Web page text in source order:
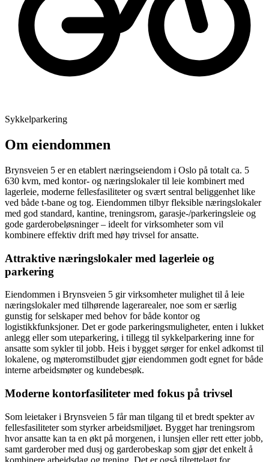
Sykkelparkering
Om eiendommen
Brynsveien 5 er en etablert næringseiendom i Oslo på totalt ca. 5
630 kvm, med kontor- og næringslokaler til leie kombinert med
lagerleie, moderne fellesfasiliteter og svært sentral beliggenhet like
ved både t-bane og tog. Eiendommen tilbyr fleksible næringslokaler
med god standard, kantine, treningsrom, garasje-/parkeringsleie og
gode garderobeløsninger – ideelt for virksomheter som vil
kombinere effektiv drift med høy trivsel for ansatte.
Attraktive næringslokaler med lagerleie og
parkering
Eiendommen i Brynsveien 5 gir virksomheter mulighet til å leie
næringslokaler med tilhørende lagerarealer, noe som er særlig
gunstig for selskaper med behov for både kontor og
logistikkfunksjoner. Det er gode parkeringsmuligheter, enten i lukket
anlegg eller som uteparkering, i tillegg til sykkelparkering inne for
ansatte som sykler til jobb. Heis i bygget sørger for enkel adkomst til
lokalene, og møteromstilbudet gjør eiendommen godt egnet for både
interne arbeidsmøter og kundebesøk.
Moderne kontorfasiliteter med fokus på trivsel
Som leietaker i Brynsveien 5 får man tilgang til et bredt spekter av
fellesfasiliteter som styrker arbeidsmiljøet. Bygget har treningsrom
hvor ansatte kan ta en økt på morgenen, i lunsjen eller rett etter jobb,
samt garderober med dusj og garderobeskap som gjør det enkelt å
kombinere arbeidsdag og trening. Det er også tilrettelagt for